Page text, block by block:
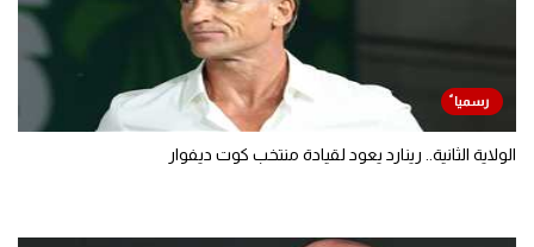
الولاية الثانية.. رينارد يعود لقيادة منتخب كوت ديفوار